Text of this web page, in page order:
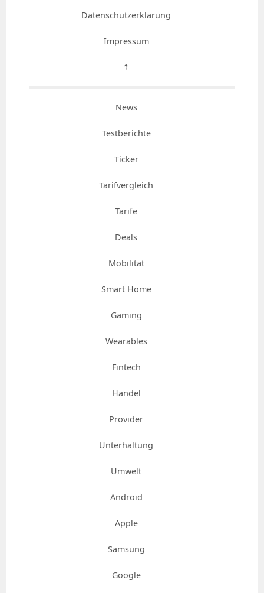
Datenschutzerklärung
Impressum
⇡
News
Testberichte
Ticker
Tarifvergleich
Tarife
Deals
Mobilität
Smart Home
Gaming
Wearables
Fintech
Handel
Provider
Unterhaltung
Umwelt
Android
Apple
Samsung
Google